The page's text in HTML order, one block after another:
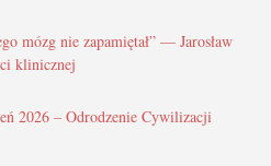
mózg nie zapamiętał” — Jarosław
klinicznej
2026 – Odrodzenie Cywilizacji